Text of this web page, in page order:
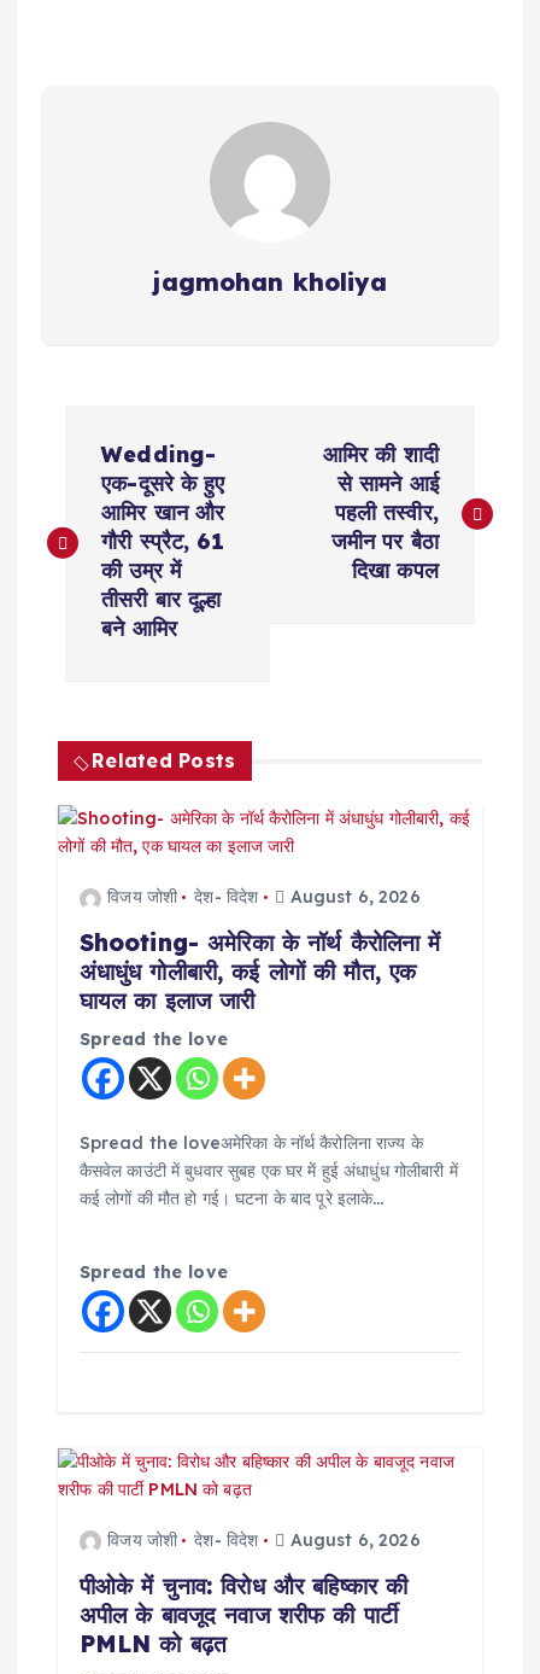
jagmohan kholiya
s
a
v
Wedding-
एक-दूसरे के हुए
आमिर खान और
गौरी स्प्रैट, 61
की उम्र में
तीसरी बार दूल्हा
बने आमिर
आमिर की शादी
से सामने आई
पहली तस्वीर,
जमीन पर बैठा
दिखा कपल
Related Posts
विजय जोशी देश- विदेश August 6, 2026
Shooting- अमेरिका के नॉर्थ कैरोलिना में
अंधाधुंध गोलीबारी, कई लोगों की मौत, एक
घायल का इलाज जारी
Spread the love
Spread the loveअमेरिका के नॉर्थ कैरोलिना राज्य के
कैसवेल काउंटी में बुधवार सुबह एक घर में हुई अंधाधुंध गोलीबारी में
कई लोगों की मौत हो गई। घटना के बाद पूरे इलाके…
Spread the love
विजय जोशी देश- विदेश August 6, 2026
पीओके में चुनाव: विरोध और बहिष्कार की
अपील के बावजूद नवाज शरीफ की पार्टी
PMLN को बढ़त